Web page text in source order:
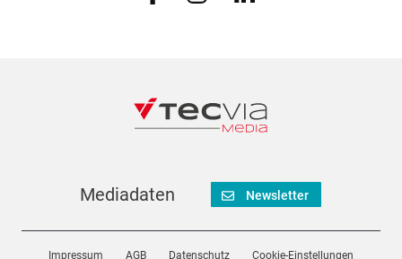
Mediadaten Newsletter
Impressum AGB Datenschutz Cookie-Einstellungen